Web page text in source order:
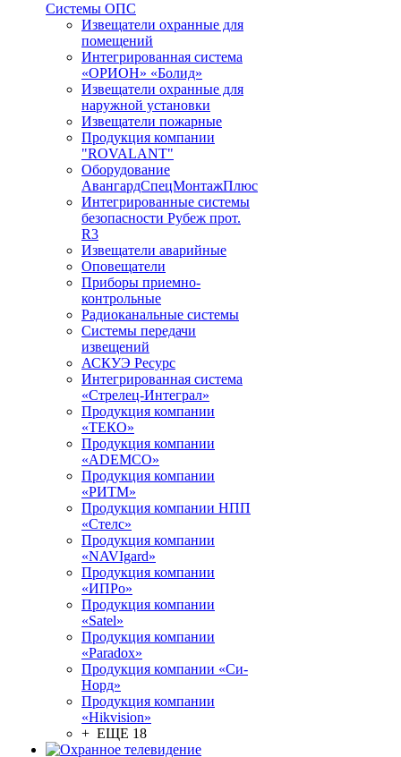
Системы ОПС
Извещатели охранные для
помещений
Интегрированная система
«ОРИОН» «Болид»
Извещатели охранные для
наружной установки
Извещатели пожарные
Продукция компании
"ROVALANT"
Оборудование
АвангардСпецМонтажПлюс
Интегрированные системы
безопасности Рубеж прот.
R3
Извещатели аварийные
Оповещатели
Приборы приемно-
контрольные
Радиоканальные системы
Системы передачи
извещений
АСКУЭ Ресурс
Интегрированная система
«Стрелец-Интеграл»
Продукция компании
«ТЕКО»
Продукция компании
«ADEMCO»
Продукция компании
«РИТМ»
Продукция компании НПП
«Стелс»
Продукция компании
«NAVIgard»
Продукция компании
«ИПРо»
Продукция компании
«Satel»
Продукция компании
«Paradox»
Продукция компании «Си-
Норд»
Продукция компании
«Hikvision»
+ ЕЩЕ 18